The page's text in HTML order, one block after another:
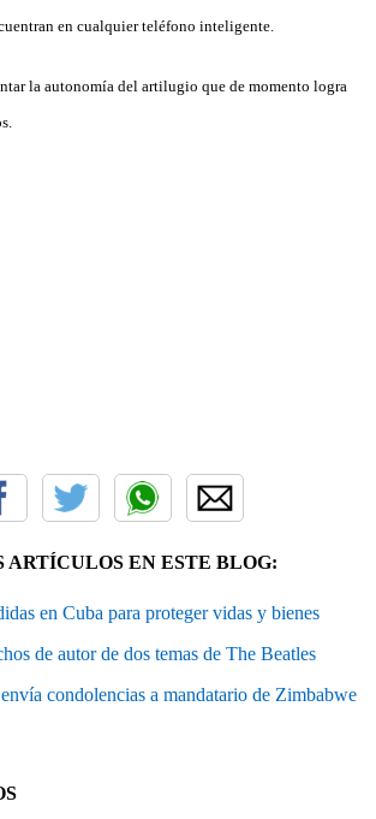
en cualquier teléfono inteligente.
la autonomía del artilugio que de momento logra
ARTÍCULOS EN ESTE BLOG:
en Cuba para proteger vidas y bienes
de autor de dos temas de The Beatles
condolencias a mandatario de Zimbabwe